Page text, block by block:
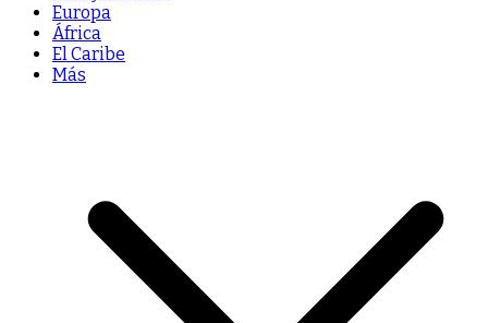
Europa
África
El Caribe
Más